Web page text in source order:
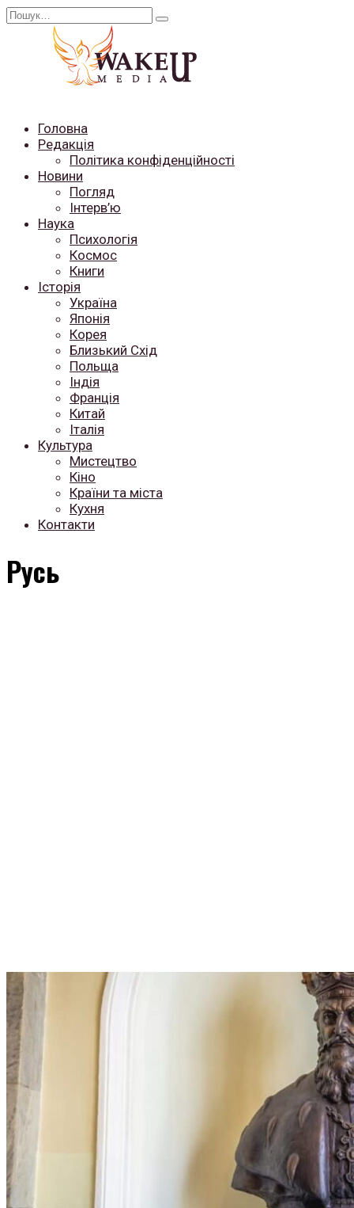
Перейти
Search
Головна
Редакція
Політика конфіденційності
Новини
Погляд
Інтерв’ю
Наука
Психологія
Космос
Книги
Історія
Україна
Японія
Корея
Близький Схід
Польща
Індія
Франція
Китай
Італія
Культура
Мистецтво
Кіно
Країни та міста
Кухня
Контакти
Русь